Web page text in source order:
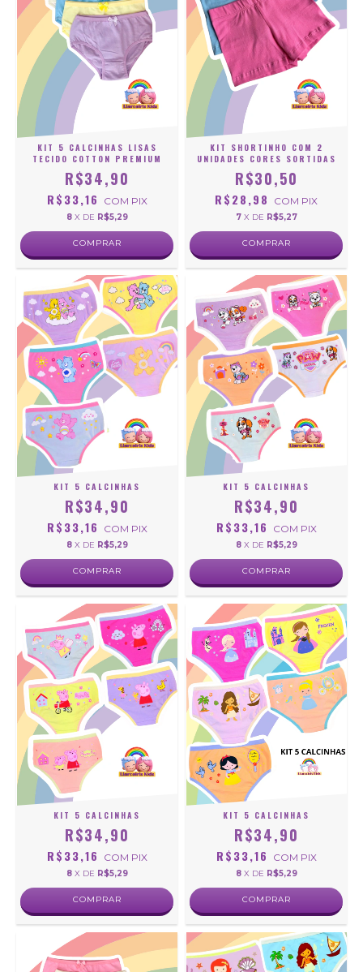
KIT 5 CALCINHAS LISAS
TECIDO COTTON PREMIUM
R$34,90
R$33,16 COM PIX
8 X DE R$5,29
COMPRAR
KIT SHORTINHO COM 2
UNIDADES CORES SORTIDAS
R$30,50
R$28,98 COM PIX
7 X DE R$5,27
COMPRAR
KIT 5 CALCINHAS
R$34,90
R$33,16 COM PIX
8 X DE R$5,29
COMPRAR
KIT 5 CALCINHAS
R$34,90
R$33,16 COM PIX
8 X DE R$5,29
COMPRAR
KIT 5 CALCINHAS
R$34,90
R$33,16 COM PIX
8 X DE R$5,29
COMPRAR
KIT 5 CALCINHAS
R$34,90
R$33,16 COM PIX
8 X DE R$5,29
COMPRAR